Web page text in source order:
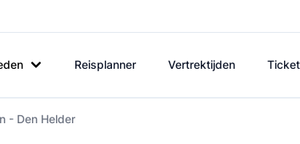
Reisplanner Vertrektijden
- Den Helder